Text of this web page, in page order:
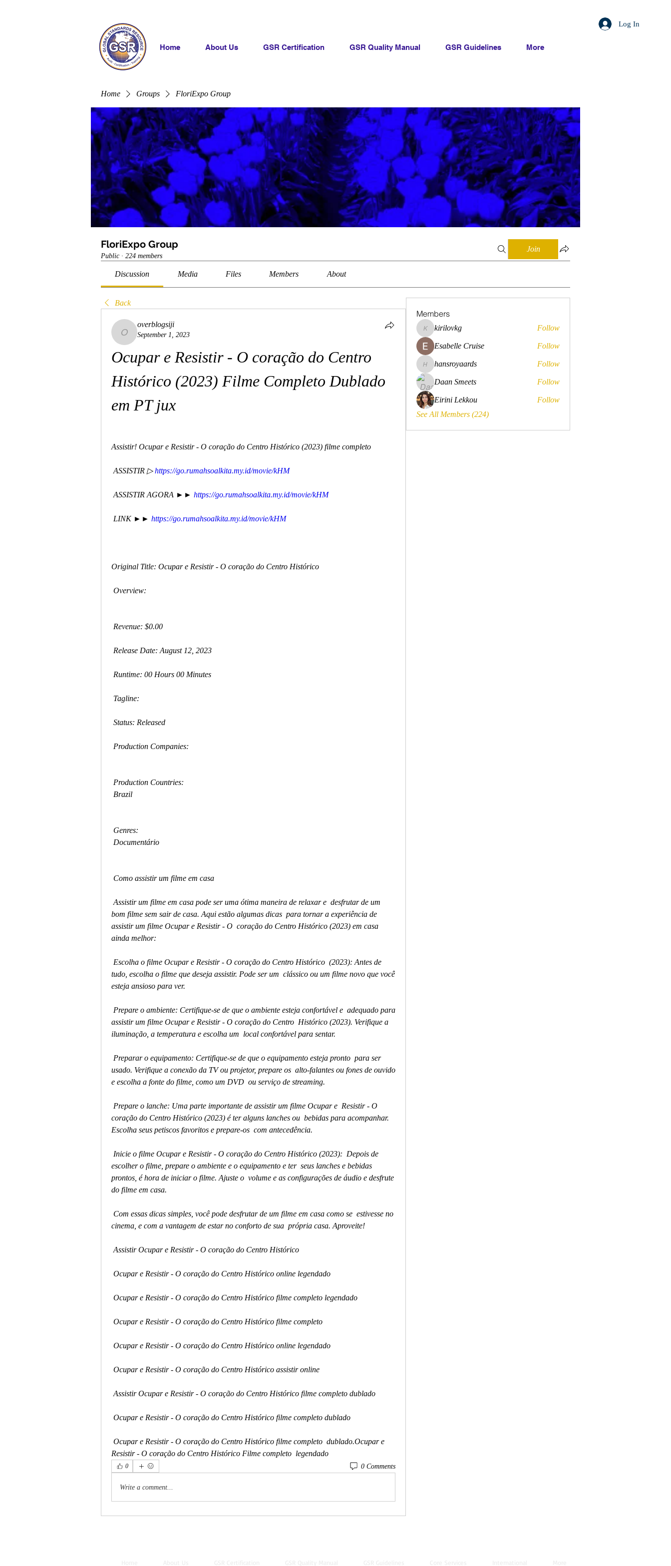
Home About Us GSR Certification GSR Quality Manual GSR Guidelines More
Log In
Home Groups FloriExpo Group
FloriExpo Group
Public · 224 members
Join
Discussion Media Files Members About
Back
overblogsiji
overblogsiji
September 1, 2023
Ocupar e Resistir - O coração do Centro
Histórico (2023) Filme Completo Dublado
em PT jux
Assistir! Ocupar e Resistir - O coração do Centro Histórico (2023) filme completo
ASSISTIR ▷ https://go.rumahsoalkita.my.id/movie/kHM
ASSISTIR AGORA ►► https://go.rumahsoalkita.my.id/movie/kHM
LINK ►► https://go.rumahsoalkita.my.id/movie/kHM
Original Title: Ocupar e Resistir - O coração do Centro Histórico
Overview:
Revenue: $0.00
Release Date: August 12, 2023
Runtime: 00 Hours 00 Minutes
Tagline:
Status: Released
Production Companies:
Production Countries:
Brazil
Genres:
Documentário
Como assistir um filme em casa
bom filme sem sair de casa. Aqui estão algumas dicas  para tornar a experiência de
assistir um filme Ocupar e Resistir - O  coração do Centro Histórico (2023) em casa
ainda melhor:
tudo, escolha o filme que deseja assistir. Pode ser um  clássico ou um filme novo que você
esteja ansioso para ver.
assistir um filme Ocupar e Resistir - O coração do Centro  Histórico (2023). Verifique a
iluminação, a temperatura e escolha um  local confortável para sentar.
usado. Verifique a conexão da TV ou projetor, prepare os  alto-falantes ou fones de ouvido
e escolha a fonte do filme, como um DVD  ou serviço de streaming.
coração do Centro Histórico (2023) é ter alguns lanches ou  bebidas para acompanhar.
Escolha seus petiscos favoritos e prepare-os  com antecedência.
escolher o filme, prepare o ambiente e o equipamento e ter  seus lanches e bebidas
prontos, é hora de iniciar o filme. Ajuste o  volume e as configurações de áudio e desfrute
do filme em casa.
cinema, e com a vantagem de estar no conforto de sua  própria casa. Aproveite!
Assistir Ocupar e Resistir - O coração do Centro Histórico
Ocupar e Resistir - O coração do Centro Histórico online legendado
Ocupar e Resistir - O coração do Centro Histórico filme completo legendado
Ocupar e Resistir - O coração do Centro Histórico filme completo
Ocupar e Resistir - O coração do Centro Histórico online legendado
Ocupar e Resistir - O coração do Centro Histórico assistir online
Assistir Ocupar e Resistir - O coração do Centro Histórico filme completo dublado
Ocupar e Resistir - O coração do Centro Histórico filme completo dublado
Resistir - O coração do Centro Histórico Filme completo  legendado
0 0 Comments
Write a comment...
Members
kirilovkg
kirilovkg Follow
Esabelle Cruise Follow
hansroyaards
hansroyaards Follow
Daan Smeets Follow
Eirini Lekkou
Follow
See All Members (224)